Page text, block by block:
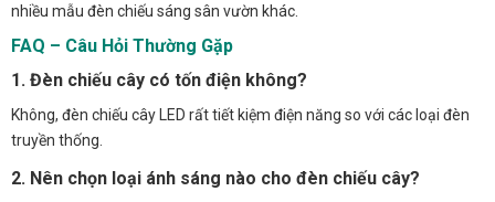
nhiều mẫu đèn chiếu sáng sân vườn khác.
FAQ – Câu Hỏi Thường Gặp
1. Đèn chiếu cây có tốn điện không?
Không, đèn chiếu cây LED rất tiết kiệm điện năng so với các loại đèn
truyền thống.
2. Nên chọn loại ánh sáng nào cho đèn chiếu cây?